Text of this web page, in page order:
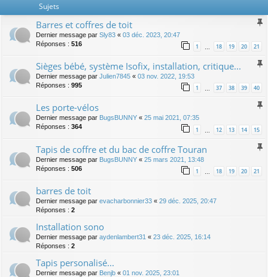
Sujets
Barres et coffres de toit
Dernier message par Sly83 « 03 déc. 2023, 20:47
Réponses : 516 1 … 18 19 20 21
Sièges bébé, système Isofix, installation, critique...
Dernier message par Julien7845 « 03 nov. 2022, 19:53
Réponses : 995 1 … 37 38 39 40
Les porte-vélos
Dernier message par BugsBUNNY « 25 mai 2021, 07:35
Réponses : 364 1 12 13 14 15
Tapis de coffre et du bac de coffre Touran
Dernier message par BugsBUNNY « 25 mars 2021, 13:48
Réponses : 506 1 18 19 20 21
barres de toit
Dernier message par evacharbonnier33 « 29 déc. 2025, 20:47
Réponses : 2
Installation sono
Dernier message par aydenlambert31 « 23 déc. 2025, 16:14
Réponses : 2
Tapis personalisé...
Dernier message par Benjb « 01 nov. 2025, 23:01